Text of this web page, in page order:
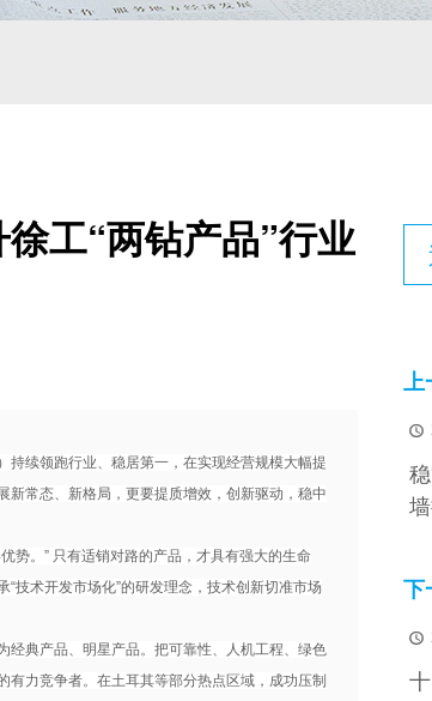
工“两钻产品”行业
续领跑行业、稳居第一，在实现经营规模大幅提
常态、新格局，更要提质增效，创新驱动，稳中
。” 只有适销对路的产品，才具有强大的生命
技术开发市场化”的研发理念，技术创新切准市场
经典产品、明星产品。把可靠性、人机工程、绿色
力竞争者。在土耳其等部分热点区域，成功压制
上

下
